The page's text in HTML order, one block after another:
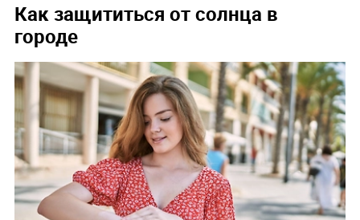
Как защититься от солнца в
городе